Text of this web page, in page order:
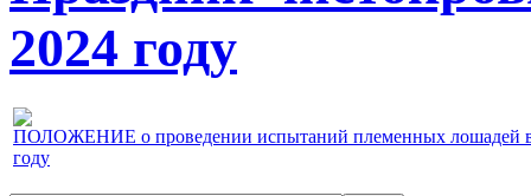
2024 году
ПОЛОЖЕНИЕ о проведении испытаний племенных лошадей
году